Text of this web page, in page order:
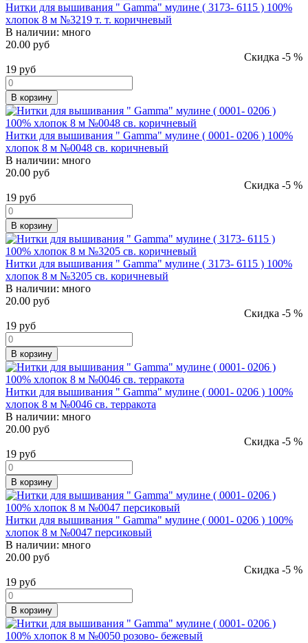
Нитки для вышивания " Gamma" мулине ( 3173- 6115 ) 100%
хлопок 8 м №3219 т. т. коричневый
В наличии: много
20.00 руб
Скидка -5 %
19 руб
В корзину
Нитки для вышивания " Gamma" мулине ( 0001- 0206 ) 100%
хлопок 8 м №0048 св. коричневый
В наличии: много
20.00 руб
Скидка -5 %
19 руб
В корзину
Нитки для вышивания " Gamma" мулине ( 3173- 6115 ) 100%
хлопок 8 м №3205 св. коричневый
В наличии: много
20.00 руб
Скидка -5 %
19 руб
В корзину
Нитки для вышивания " Gamma" мулине ( 0001- 0206 ) 100%
хлопок 8 м №0046 св. терракота
В наличии: много
20.00 руб
Скидка -5 %
19 руб
В корзину
Нитки для вышивания " Gamma" мулине ( 0001- 0206 ) 100%
хлопок 8 м №0047 персиковый
В наличии: много
20.00 руб
Скидка -5 %
19 руб
В корзину